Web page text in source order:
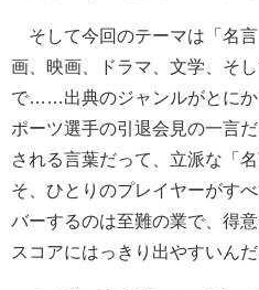
そして今回のテーマは「名
画、映画、ドラマ、文学、そ
で……出典のジャンルがとにか
ポーツ選手の引退会見の一言
される言葉だって、立派な「
そ、ひとりのプレイヤーがす
バーするのは至難の業で、得
スコアにはっきり出やすいんだ